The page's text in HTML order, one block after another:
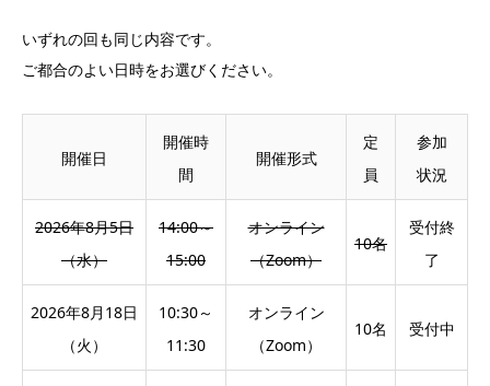
いずれの回も同じ内容です。
ご都合のよい日時をお選びください。
開催日
開催時
間
開催形式
定
員
参加
状況
2026年8月5日
（水）
14:00～
15:00
オンライン
（Zoom）
10名
受付終
了
2026年8月18日
（火）
10:30～
11:30
オンライン
（Zoom）
10名 受付中